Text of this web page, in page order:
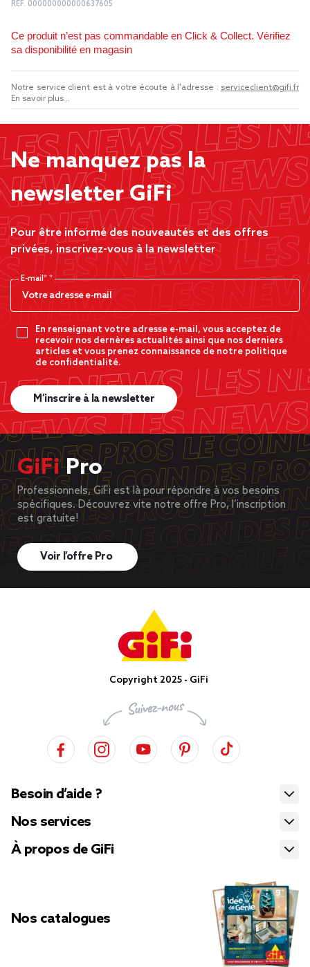
REF. 000000000000637605
Ce produit n’est pas commandable en Click & Collect. Vérifiez
sa disponibilité en magasin
Notre service client est à votre écoute à l'adresse : serviceclient@gifi.fr
En savoir plus...
Ne manquez pas la
newsletter GiFi
Pour être informé des nouveautés et des offres
privées, inscrivez-vous à la newsletter
E-mail*
En renseignant votre adresse e-mail, vous acceptez de
recevoir nos dernères actualités ainsi que nos derniers
articles et vous prenez connaissance de notre politique
de confidentialité.
M’inscrire à la newsletter
GiFiPro
Professionnels, GiFi est là pour répondre à vos besoins
spécifiques. Découvrez vite notre offre Pro, l’inscription
est gratuite!
Voir l’offre Pro
Copyright 2025 - GiFi
Besoin d’aide ?
Nos services
À propos de GiFi
Nos catalogues